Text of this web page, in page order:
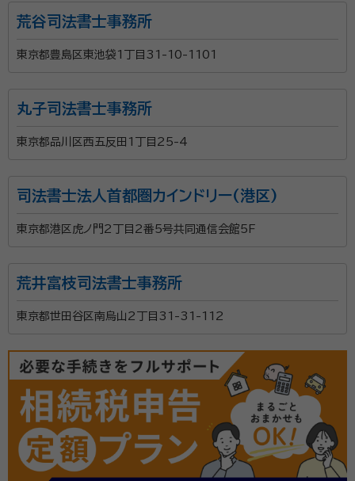
荒谷司法書士事務所
東京都豊島区東池袋1丁目31-10-1101
丸子司法書士事務所
東京都品川区西五反田1丁目25-4
司法書士法人首都圏カインドリー(港区)
東京都港区虎ノ門2丁目2番5号共同通信会館5F
荒井富枝司法書士事務所
東京都世田谷区南烏山2丁目31-31-112